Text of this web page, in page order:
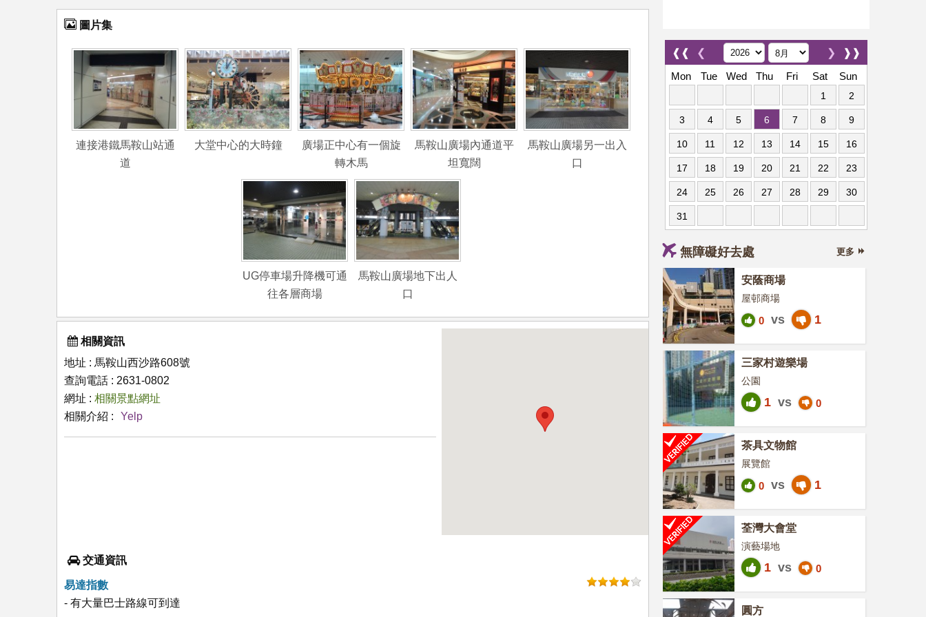
圖片集
連接港鐵馬鞍山站通
道
大堂中心的大時鐘
廣場正中心有一個旋
轉木馬
馬鞍山廣場內通道平
坦寬闊
馬鞍山廣場另一出入
口
UG停車場升降機可通
往各層商場
馬鞍山廣場地下出人
口
相關資訊
地址 : 馬鞍山西沙路608號
查詢電話 : 2631-0802
網址 : 相關景點網址
相關介紹 :
Yelp
交通資訊
易達指數
- 有大量巴士路線可到達
❰❰ ❮ ❱❱
❯
Mon
Tue Wed Thu Fri Sat Sun
1 2
3 4 5 6 7 8 9
10 11 12 13 14 15 16
17 18 19 20 21 22 23
24 25 26 27 28 29 30
31
無障礙好去處 更多
安蔭商場
屋邨商場
0 vs 1
三家村遊樂場
公園
1 vs 0
茶具文物館
展覽館
0 vs 1
荃灣大會堂
演藝場地
1 vs 0
圓方